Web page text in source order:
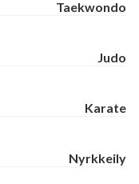
Taekwondo
Judo
Karate
Nyrkkeily